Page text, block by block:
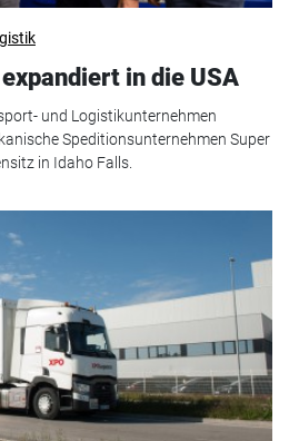
in die USA
und Logistikunternehmen
Speditionsunternehmen Super
in Idaho Falls.